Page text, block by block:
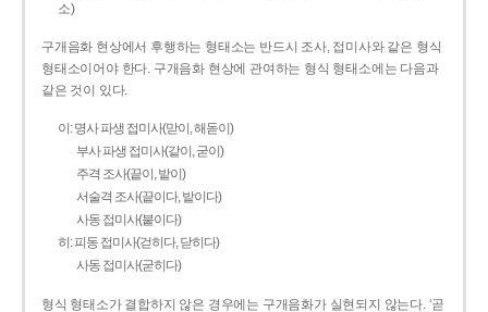
소)
구개음화 현상에서 후행하는 형태소는 반드시 조사, 접미사와 같은 형식
형태소이어야 한다. 구개음화 현상에 관여하는 형식 형태소에는 다음과
같은 것이 있다.
이: 명사 파생 접미사(맏이, 해돋이)
부사 파생 접미사(같이, 굳이)
주격 조사(끝이, 밭이)
서술격 조사(끝이다, 밭이다)
사동 접미사(붙이다)
히: 피동 접미사(걷히다, 닫히다)
사동 접미사(굳히다)
형식 형태소가 결합하지 않은 경우에는 구개음화가 실현되지 않는다. ‘곧